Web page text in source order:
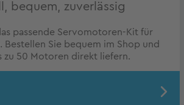
bequem, zuverlässig
passende Servomotoren-Kit für
Bestellen Sie bequem im Shop und
zu 50 Motoren direkt liefern.